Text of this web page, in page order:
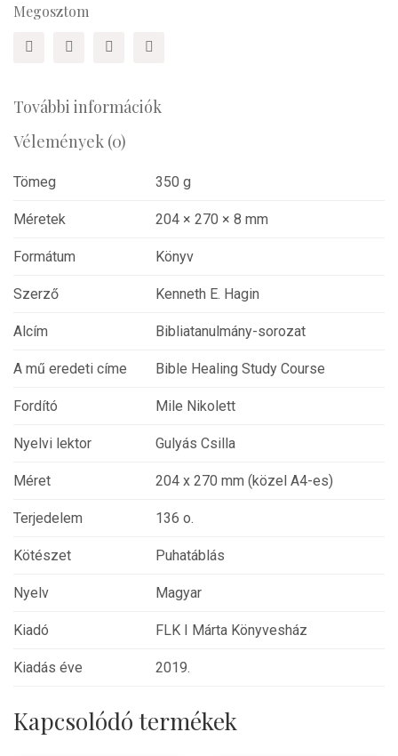
mennyiség
Megosztom
További információk
Vélemények (0)
Tömeg 350 g
Méretek 204 × 270 × 8 mm
Formátum Könyv
Szerző Kenneth E. Hagin
Alcím Bibliatanulmány-sorozat
A mű eredeti címe Bible Healing Study Course
Fordító Mile Nikolett
Nyelvi lektor Gulyás Csilla
Méret 204 x 270 mm (közel A4-es)
Terjedelem 136 o.
Kötészet Puhatáblás
Nyelv Magyar
Kiadó FLK I Márta Könyvesház
Kiadás éve 2019.
Kapcsolódó termékek